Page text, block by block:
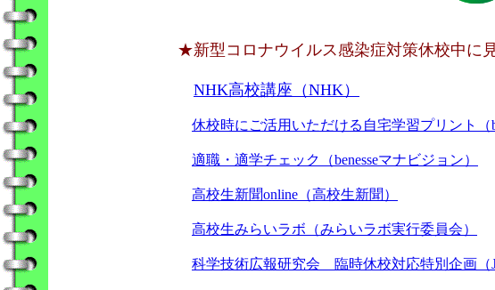
★新型コロナウイルス感染症対策休校中
NHK高校講座（NHK）
休校時にご活用いただける自宅学習プリント（
適職・適学チェック（benesseマナビジョン）
高校生新聞online（高校生新聞）
高校生みらいラボ（みらいラボ実行委員会）
科学技術広報研究会 臨時休校対応特別企画（